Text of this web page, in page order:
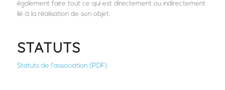
également faire tout ce qui est directement ou indirectement
lié à la réalisation de son objet.
STATUTS
Statuts de l’association (PDF)